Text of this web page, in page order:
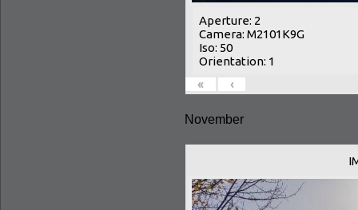
Aperture: 2
Camera: M2101K9G
Iso: 50
Orientation: 1
«
‹
November